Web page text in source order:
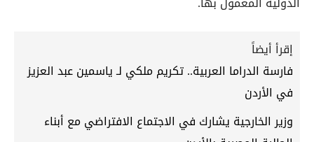
إقرأ أيضاً
فارسة الدراما العربية.. تكريم ملكي لـ ياسمين عبد العزيز
في الأردن
وزير الخارجية يشارك في الاجتماع الافتراضي مع أبناء